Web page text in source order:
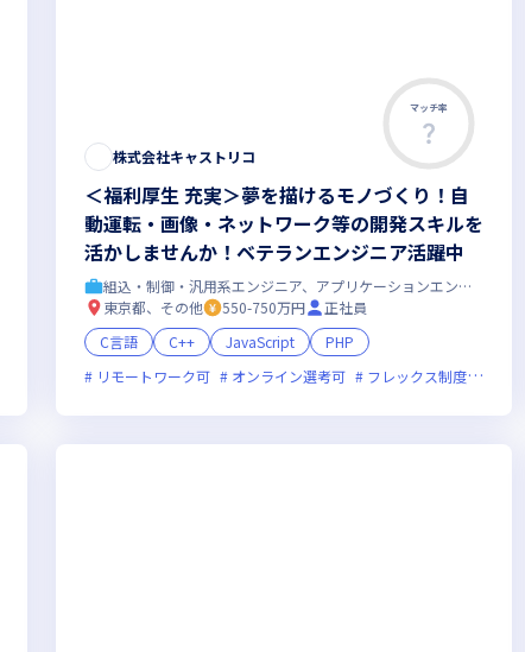
残業月20時間未満 上場企業 女性エンジニアが活躍中
マッチ率
株式会社キャストリコ
＜福利厚生 充実＞夢を描けるモノづくり！自
動運転・画像・ネットワーク等の開発スキルを
活かしませんか！ベテランエンジニア活躍中
組込・制御・汎用系エンジニア、アプリケーションエンジニア
東京都、その他
550-750万円
正社員
C言語
C++ JavaScript
PHP
リモートワーク可
オンライン選考可 フレックス制度あり